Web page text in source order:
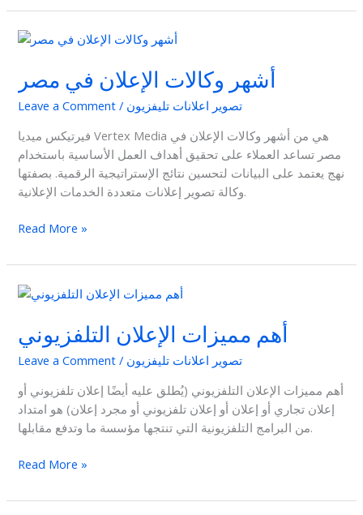
أشهر وكالات الإعلان في مصر
Leave a Comment / تصوير اعلانات تليفزيون
فيرتيكس ميديا Vertex Media هي من أشهر وكالات الإعلان في
مصر تساعد العملاء على تحقيق أهداف العمل الأساسية باستخدام
نهج يعتمد على البيانات لتحسين نتائج الإستراتيجية الرقمية. بصفتها
وكالة تصوير إعلانات متعددة الخدمات الإعلانية.
أشهر
في
مصر
Read More »
أهم مميزات الإعلان التلفزيوني
Leave a Comment / تصوير اعلانات تليفزيون
أهم مميزات الإعلان التلفزيوني (يُطلق عليه أيضًا إعلان تلفزيوني أو
إعلان تجاري أو إعلان أو إعلان تلفزيوني أو مجرد إعلان) هو امتداد
من البرامج التلفزيونية التي تنتجها مؤسسة ما وتدفع مقابلها.
أهم
الإعلان
التلفزيوني
Read More »